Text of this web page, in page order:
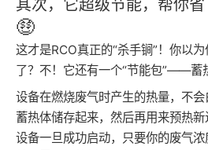
其次，它超级节能，帮你省
🤑
这才是RCO真正的“杀手锏”！你以
了？不！它还有一个“节能包”——蓄
设备在燃烧废气时产生的热量，不
蓄热体储存起来，然后再用来预热新
设备一旦成功启动，只要你的废气